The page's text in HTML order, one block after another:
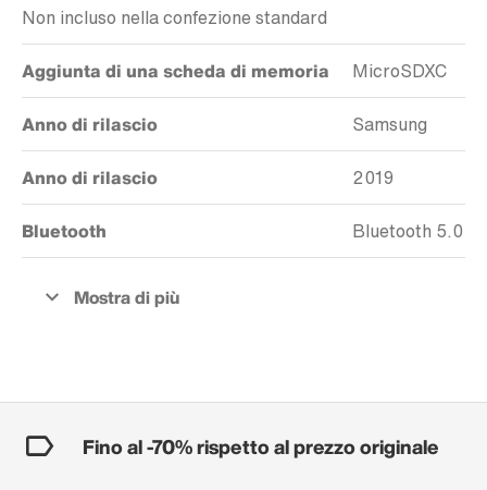
Non incluso nella confezione standard
Aggiunta di una scheda di memoria MicroSDXC
Anno di rilascio Samsung
Anno di rilascio 2019
Bluetooth Bluetooth 5.0
Fino al -70% rispetto al prezzo originale